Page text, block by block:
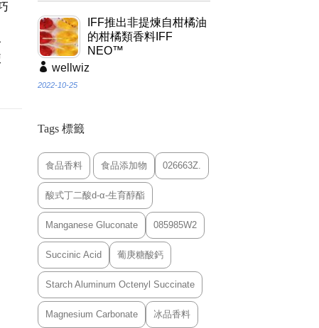
IFF推出非提煉自柑橘油
的柑橘類香料IFF
NEO™
wellwiz
2022-10-25
Tags 標籤
食品香料 食品添加物 026663Z.
酸式丁二酸d-α-生育醇酯
Manganese Gluconate 085985W2
Succinic Acid 葡庚糖酸鈣
Starch Aluminum Octenyl Succinate
Magnesium Carbonate 冰品香料